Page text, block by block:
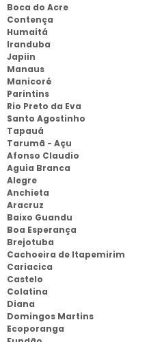
Boca do Acre
Contença
Humaitá
Iranduba
Japiin
Manaus
Manicoré
Parintins
Rio Preto da Eva
Santo Agostinho
Tapauá
Tarumã - Açu
Afonso Claudio
Aguia Branca
Alegre
Anchieta
Aracruz
Baixo Guandu
Boa Esperança
Brejotuba
Cachoeira de Itapemirim
Cariacica
Castelo
Colatina
Diana
Domingos Martins
Ecoporanga